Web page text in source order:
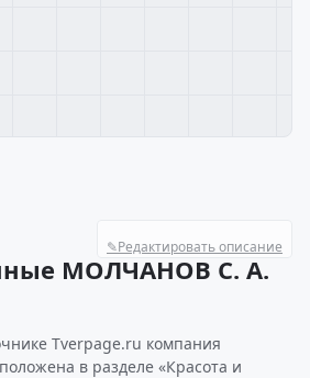
✎Редактировать описание
МОЛЧАНОВ С. А.
Tverpage.ru компания
в разделе «Красота и